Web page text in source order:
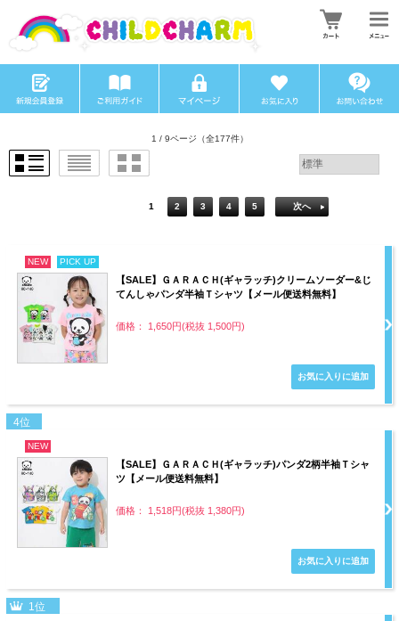
1 / 9ページ （全177件）
1 2 3 4 5 次へ
NEW PICK UP
【SALE】ＧＡＲＡＣＨ(ギャラッチ)クリームソーダー&じ
てんしゃパンダ半袖Ｔシャツ【メール便送料無料】
価格： 1,650円(税抜 1,500円)
4位
NEW
【SALE】ＧＡＲＡＣＨ(ギャラッチ)パンダ2柄半袖Ｔシャ
ツ【メール便送料無料】
価格： 1,518円(税抜 1,380円)
1位